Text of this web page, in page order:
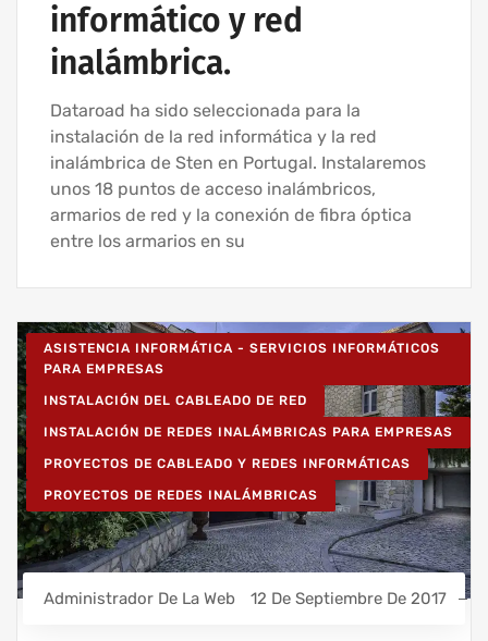
informático y red
inalámbrica.
Dataroad ha sido seleccionada para la
instalación de la red informática y la red
inalámbrica de Sten en Portugal. Instalaremos
unos 18 puntos de acceso inalámbricos,
armarios de red y la conexión de fibra óptica
entre los armarios en su
ASISTENCIA INFORMÁTICA - SERVICIOS INFORMÁTICOS
PARA EMPRESAS
INSTALACIÓN DEL CABLEADO DE RED
INSTALACIÓN DE REDES INALÁMBRICAS PARA EMPRESAS
PROYECTOS DE CABLEADO Y REDES INFORMÁTICAS
PROYECTOS DE REDES INALÁMBRICAS
Administrador De La Web 12 De Septiembre De 2017